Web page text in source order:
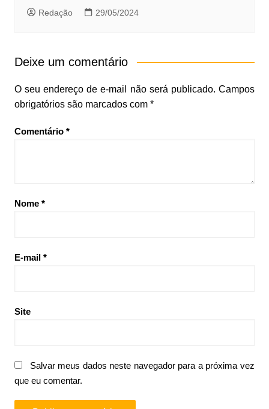
Redação 29/05/2024
Deixe um comentário
O seu endereço de e-mail não será publicado. Campos
obrigatórios são marcados com *
Comentário *
Nome *
E-mail *
Site
Salvar meus dados neste navegador para a próxima vez
que eu comentar.